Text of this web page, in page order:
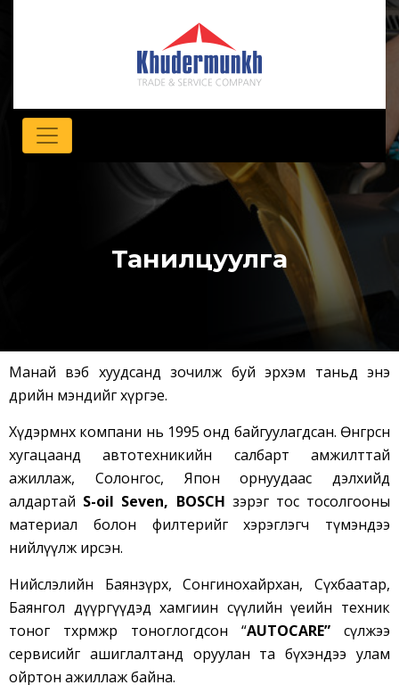
Танилцуулга
Манай вэб хуудсанд зочилж буй эрхэм таньд энэ
өдрийн мэндийг хүргэе.
Хүдэрмөнх компани нь 1995 онд байгуулагдсан. Өнгөрсөн
хугацаанд автотехникийн салбарт амжилттай
ажиллаж, Солонгос, Япон орнуудаас дэлхийд
алдартай S-oil Seven, BOSCH зэрэг тос тосолгооны
материал болон филтерийг хэрэглэгч түмэндээ
нийлүүлж ирсэн.
Нийслэлийн Баянзүрх, Сонгинохайрхан, Сүхбаатар,
Баянгол дүүргүүдэд хамгиин сүүлийн үеийн техник
тоног төхөөрөмжөөр тоноглогдсон “AUTOCARE” сүлжээ
сервисийг ашиглалтанд оруулан та бүхэндээ улам
ойртон ажиллаж байна.